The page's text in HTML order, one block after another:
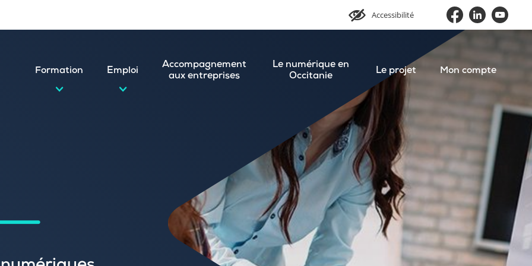
Accessibilité
Formation Emploi
et postuler en ligne
spontanée
Accompagnement
aux entreprises
Le numérique en
Occitanie
Le projet Mon compte